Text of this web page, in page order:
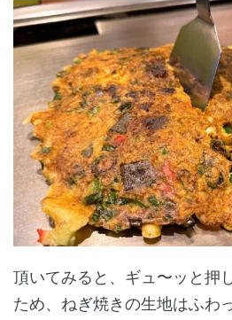
頂いてみると、ギュ〜ッと押
ため、ねぎ焼きの生地はふわ